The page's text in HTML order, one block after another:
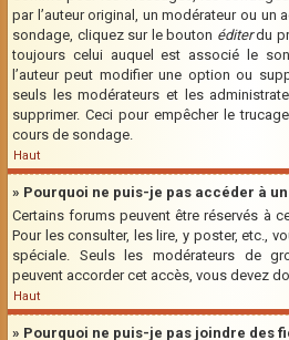
par l’auteur original, un modérateur ou un
sondage, cliquez sur le bouton éditerdu
toujours celui auquel est associé le
l’auteur peut modifier une option ou
seuls les modérateurs et les
supprimer. Ceci pour empêcher le
cours de sondage.
Haut
» Pourquoi ne puis-je pas accéder à
Certains forums peuvent être réservés à
Pour les consulter, les lire, y poster, etc.,
spéciale. Seuls les modérateurs de
peuvent accorder cet accès, vous devez
Haut
» Pourquoi ne puis-je pas joindre des